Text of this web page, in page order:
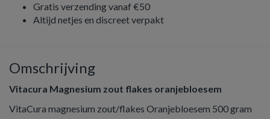
Gratis verzending vanaf €50
Altijd netjes en discreet verpakt
Omschrijving
Vitacura Magnesium zout flakes oranjebloesem
VitaCura magnesium zout/flakes Oranjebloesem 500 gram